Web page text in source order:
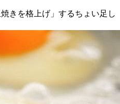
きを格上げ」するちょい足し